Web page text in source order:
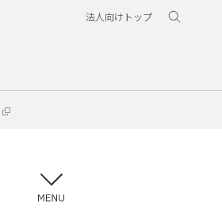
法人向けトップ